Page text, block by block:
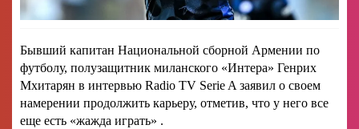
Бывший капитан Национальной сборной Армении по
футболу, полузащитник миланского «Интера» Генрих
Мхитарян в интервью Radio TV Serie A заявил о своем
намерении продолжить карьеру, отметив, что у него все
еще есть «жажда играть» .